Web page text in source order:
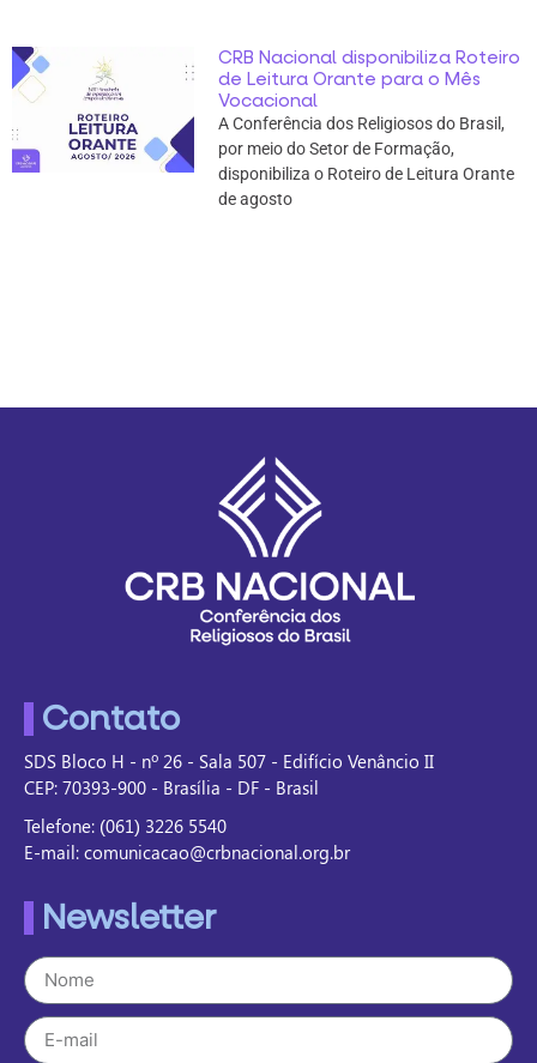
CRB Nacional disponibiliza Roteiro
de Leitura Orante para o Mês
Vocacional
A Conferência dos Religiosos do Brasil,
por meio do Setor de Formação,
disponibiliza o Roteiro de Leitura Orante
de agosto
Contato
SDS Bloco H - nº 26 - Sala 507 - Edifício Venâncio II
CEP: 70393-900 - Brasília - DF - Brasil
Telefone: (061) 3226 5540
E-mail: comunicacao@crbnacional.org.br
Newsletter